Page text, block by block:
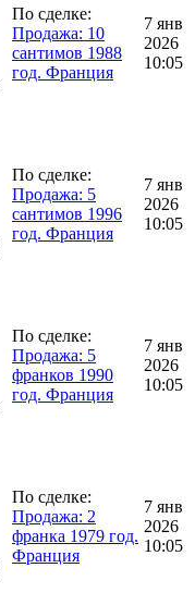
По сделке:
Продажа: 10
сантимов 1988
год. Франция
7 янв
2026
10:05
По сделке:
Продажа: 5
сантимов 1996
год. Франция
7 янв
2026
10:05
По сделке:
Продажа: 5
франков 1990
год. Франция
7 янв
2026
10:05
По сделке:
Продажа: 2
франка 1979 год.
Франция
7 янв
2026
10:05